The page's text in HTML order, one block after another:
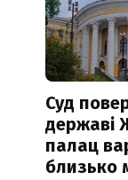
Суд
державі
палац
близько